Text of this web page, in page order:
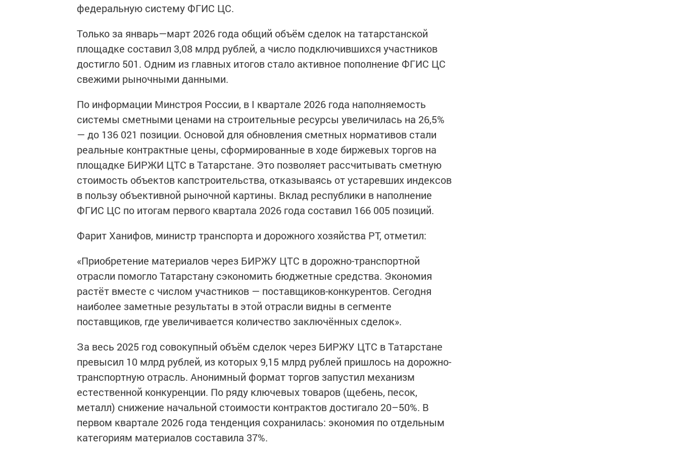
федеральную систему ФГИС ЦС.
Только за январь—март 2026 года общий объём сделок на татарстанской
площадке составил 3,08 млрд рублей, а число подключившихся участников
достигло 501. Одним из главных итогов стало активное пополнение ФГИС ЦС
свежими рыночными данными.
По информации Минстроя России, в I квартале 2026 года наполняемость
системы сметными ценами на строительные ресурсы увеличилась на 26,5%
— до 136 021 позиции. Основой для обновления сметных нормативов стали
реальные контрактные цены, сформированные в ходе биржевых торгов на
площадке БИРЖИ ЦТС в Татарстане. Это позволяет рассчитывать сметную
стоимость объектов капстроительства, отказываясь от устаревших индексов
в пользу объективной рыночной картины. Вклад республики в наполнение
ФГИС ЦС по итогам первого квартала 2026 года составил 166 005 позиций.
Фарит Ханифов, министр транспорта и дорожного хозяйства РТ, отметил:
«Приобретение материалов через БИРЖУ ЦТС в дорожно-транспортной
отрасли помогло Татарстану сэкономить бюджетные средства. Экономия
растёт вместе с числом участников — поставщиков-конкурентов. Сегодня
наиболее заметные результаты в этой отрасли видны в сегменте
поставщиков, где увеличивается количество заключённых сделок».
За весь 2025 год совокупный объём сделок через БИРЖУ ЦТС в Татарстане
превысил 10 млрд рублей, из которых 9,15 млрд рублей пришлось на дорожно-
транспортную отрасль. Анонимный формат торгов запустил механизм
естественной конкуренции. По ряду ключевых товаров (щебень, песок,
металл) снижение начальной стоимости контрактов достигало 20–50%. В
первом квартале 2026 года тенденция сохранилась: экономия по отдельным
категориям материалов составила 37%.